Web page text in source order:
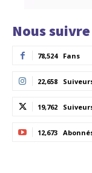
Nous suivre
78,524 Fans
22,658
19,762
12,673